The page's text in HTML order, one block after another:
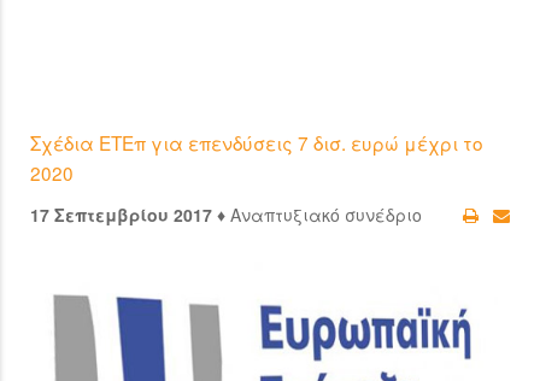
Σχέδια ΕΤΕπ για επενδύσεις 7 δισ. ευρώ μέχρι το
2020
17 Σεπτεμβρίου 2017 ♦ Αναπτυξιακό συνέδριο